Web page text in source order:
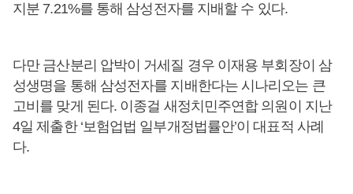
지분 7.21%를 통해 삼성전자를 지배할 수 있다.
다만 금산분리 압박이 거세질 경우 이재용 부회장이 삼
성생명을 통해 삼성전자를 지배한다는 시나리오는 큰
고비를 맞게 된다. 이종걸 새정치민주연합 의원이 지난
4일 제출한 ‘보험업법 일부개정법률안’이 대표적 사례
다.